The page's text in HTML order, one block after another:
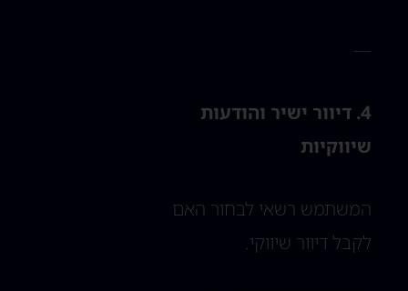
—
4. דיוור ישיר והודעות
שיווקיות
המשתמש רשאי לבחור האם
לקבל דיוור שיווקי.